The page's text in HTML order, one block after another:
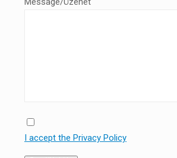
I accept the Privacy Policy